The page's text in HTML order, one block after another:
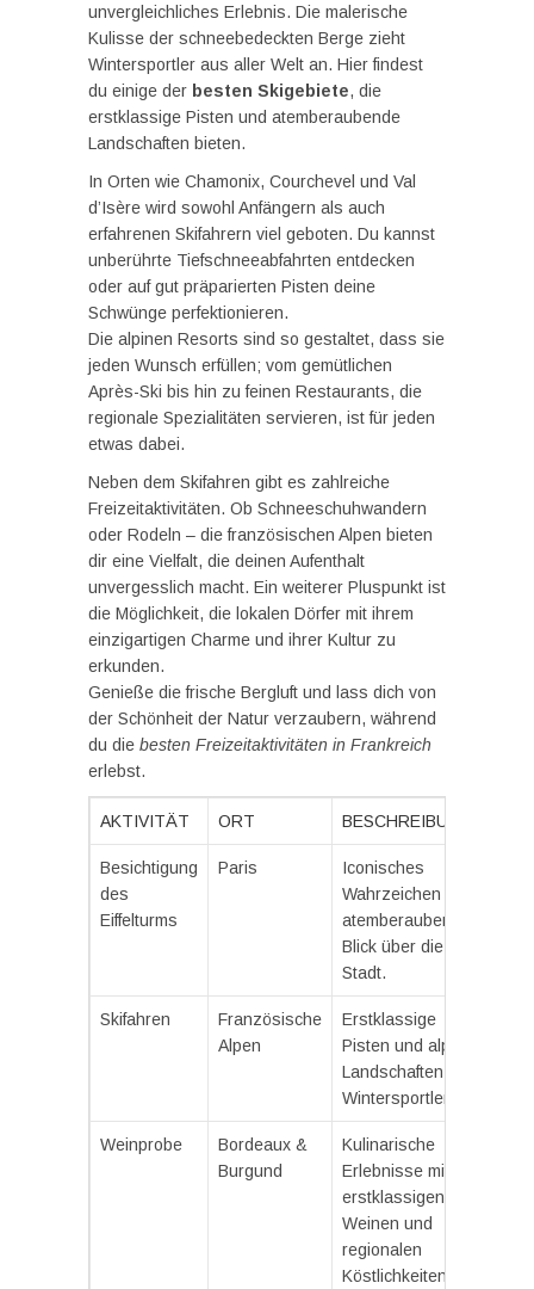
unvergleichliches Erlebnis. Die malerische
Kulisse der schneebedeckten Berge zieht
Wintersportler aus aller Welt an. Hier findest
du einige der besten Skigebiete, die
erstklassige Pisten und atemberaubende
Landschaften bieten.
In Orten wie Chamonix, Courchevel und Val
d’Isère wird sowohl Anfängern als auch
erfahrenen Skifahrern viel geboten. Du kannst
unberührte Tiefschneeabfahrten entdecken
oder auf gut präparierten Pisten deine
Schwünge perfektionieren.
Die alpinen Resorts sind so gestaltet, dass sie
jeden Wunsch erfüllen; vom gemütlichen
Après-Ski bis hin zu feinen Restaurants, die
regionale Spezialitäten servieren, ist für jeden
etwas dabei.
Neben dem Skifahren gibt es zahlreiche
Freizeitaktivitäten. Ob Schneeschuhwandern
oder Rodeln – die französischen Alpen bieten
dir eine Vielfalt, die deinen Aufenthalt
unvergesslich macht. Ein weiterer Pluspunkt ist
die Möglichkeit, die lokalen Dörfer mit ihrem
einzigartigen Charme und ihrer Kultur zu
erkunden.
Genieße die frische Bergluft und lass dich von
der Schönheit der Natur verzaubern, während
du die besten Freizeitaktivitäten in Frankreich
erlebst.
AKTIVITÄT ORT BESCHREIBUNG
Besichtigung
des
Eiffelturms
Paris
Iconisches
Wahrzeichen mit
atemberaubendem
Blick über die
Stadt.
Skifahren
Französische
Alpen
Erstklassige
Pisten und alpine
Landschaften für
Wintersportler.
Weinprobe
Bordeaux &
Burgund
Kulinarische
Erlebnisse mit
erstklassigen
Weinen und
regionalen
Köstlichkeiten.